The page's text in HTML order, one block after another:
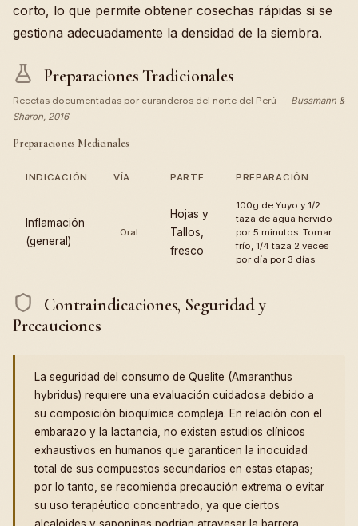
corto, lo que permite obtener cosechas rápidas si se
gestiona adecuadamente la densidad de la siembra.
Preparaciones Tradicionales
Recetas documentadas por curanderos del norte del Perú — Bussmann &
Sharon, 2016
Preparaciones Medicinales
INDICACIÓN VÍA PARTE PREPARACIÓN
Inflamación
(general)
Oral
Hojas y
Tallos,
fresco
100g de Yuyo y 1/2
taza de agua hervido
por 5 minutos. Tomar
frío, 1/4 taza 2 veces
por día por 3 días.
Contraindicaciones, Seguridad y
Precauciones
La seguridad del consumo de Quelite (Amaranthus
hybridus) requiere una evaluación cuidadosa debido a
su composición bioquímica compleja. En relación con el
embarazo y la lactancia, no existen estudios clínicos
exhaustivos en humanos que garanticen la inocuidad
total de sus compuestos secundarios en estas etapas;
por lo tanto, se recomienda precaución extrema o evitar
su uso terapéutico concentrado, ya que ciertos
alcaloides y saponinas podrían atravesar la barrera